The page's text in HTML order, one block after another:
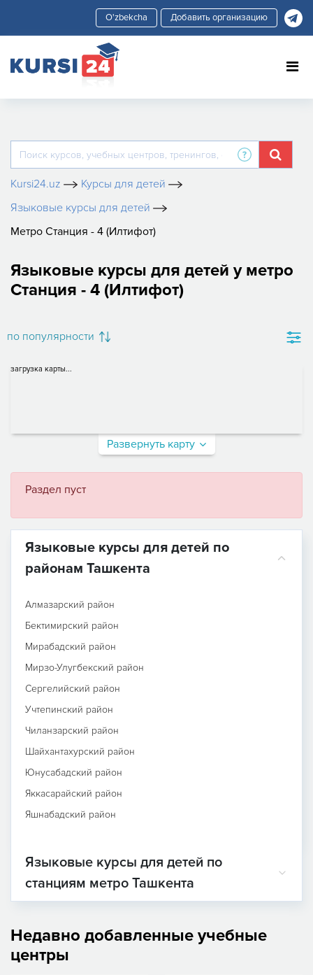
Добавить организацию
Kursi24.uz
Курсы для детей
Языковые курсы для детей
Метро Станция - 4 (Илтифот)
Языковые курсы для детей у метро
Станция - 4 (Илтифот)
по популярности
загрузка карты...
Развернуть карту
Раздел пуст
Языковые курсы для детей по
районам Ташкента
Алмазарский район
Бектимирский район
Мирабадский район
Мирзо-Улугбекский район
Сергелийский район
Учтепинский район
Чиланзарский район
Шайхантахурский район
Юнусабадский район
Яккасарайский район
Яшнабадский район
Языковые курсы для детей по
станциям метро Ташкента
Недавно добавленные учебные
центры